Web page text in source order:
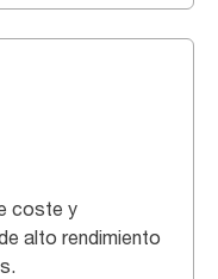
coste y
alto rendimiento